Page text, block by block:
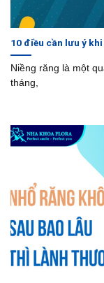
10 điều cần lưu ý
Niềng răng là một
tháng,